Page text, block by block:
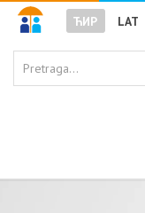
ЋИР LAT